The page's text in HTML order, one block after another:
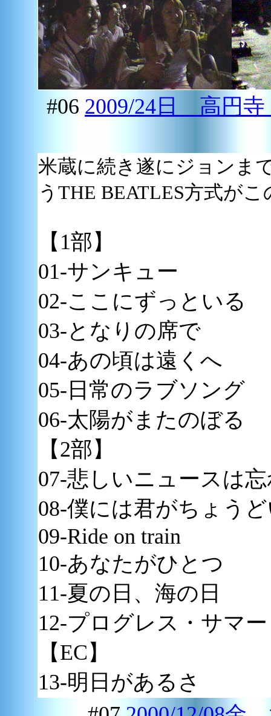
#06 2009/24日 高円
米蔵に続き遂にジョンま
うTHE BEATLES方式が
【1部】
01-サンキュー
02-ここにずっといる
03-となりの席で
04-あの頃は遠くへ
05-日常のラブソング
06-太陽がまたのぼる
【2部】
07-悲しいニュースは
08-僕には君がちょう
09-Ride on train
10-あなたがひとつ
11-夏の日、海の日
12-プログレス・サマー
【EC】
13-明日があるさ